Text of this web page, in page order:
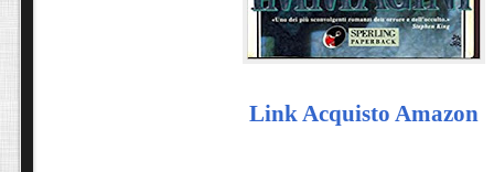
Link Acquisto Amazon